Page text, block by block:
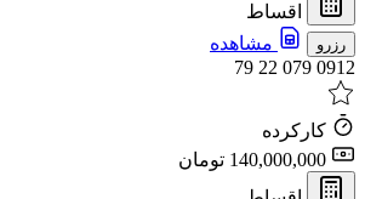
اقساط
رزرو
مشاهده
0912 079 22 79
کارکرده